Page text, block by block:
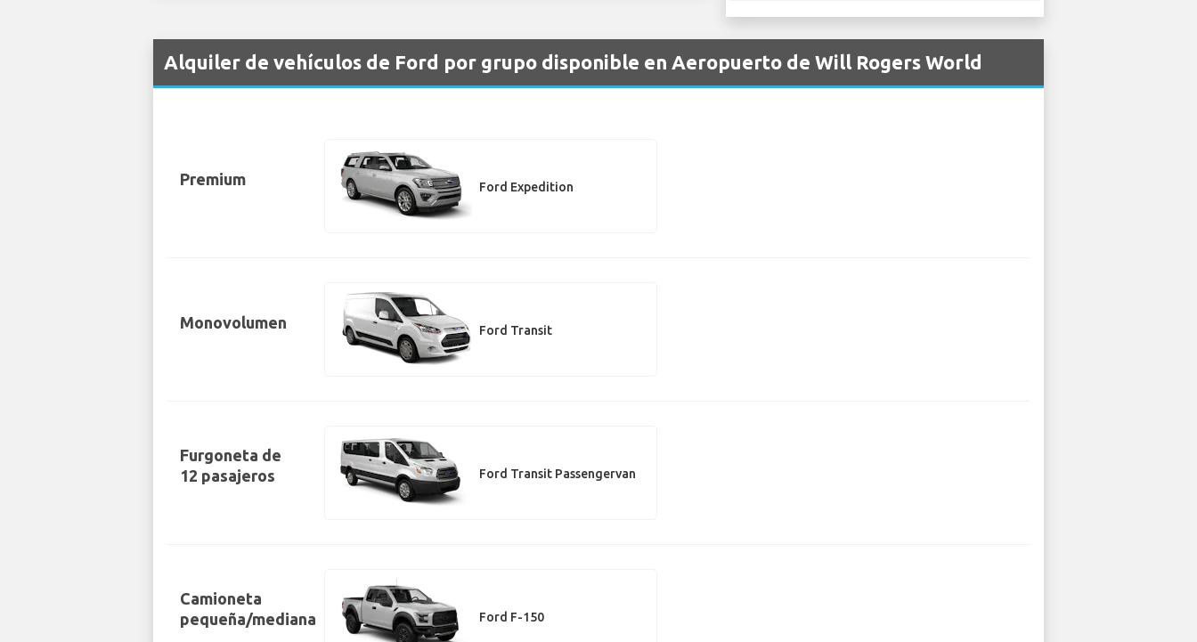
Alquiler de vehículos de Ford por grupo disponible en Aeropuerto de Will Rogers World
Premium Ford Expedition
Monovolumen Ford Transit
Furgoneta de
12 pasajeros
Ford Transit Passengervan
Camioneta
pequeña/mediana
Ford F-150